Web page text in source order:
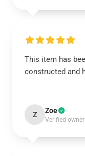
This item has
constructed and
Z Zoe
Verified owner